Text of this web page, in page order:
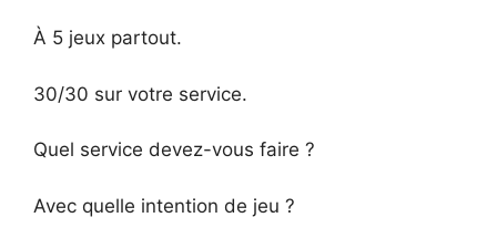
À 5 jeux partout.
30/30 sur votre service.
Quel service devez-vous faire ?
Avec quelle intention de jeu ?